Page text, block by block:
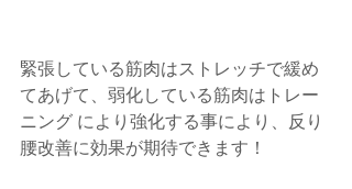
緊張している筋肉はストレッチで緩め
てあげて、弱化している筋肉はトレー
ニング により強化する事により、反り
腰改善に効果が期待できます！